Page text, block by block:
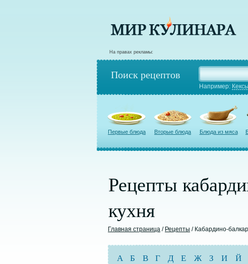
На правах рекламы:
Поиск рецептов
Например:
Первые блюда Вторые блюда Блюда из мяса
Рецепты
кухня
Главная страница / Рецепты / Кабардино-
А Б В Г Д Е Ж З И Й